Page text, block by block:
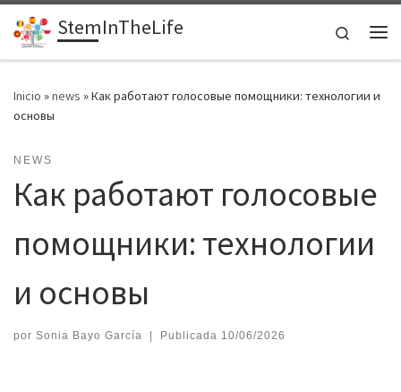
Saltar al contenido
StemInTheLife
Search
Inicio »news »Как работают голосовые помощники: технологии и
основы
NEWS
Как работают голосовые
помощники: технологии
и основы
por Sonia Bayo García | Publicada 10/06/2026